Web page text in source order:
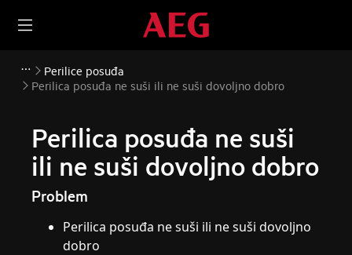
Perilice posuđa
Perilica posuđa ne suši ili ne suši dovoljno dobro
Perilica posuđa ne suši
ili ne suši dovoljno dobro
Problem
Perilica posuđa ne suši ili ne suši dovoljno
dobro